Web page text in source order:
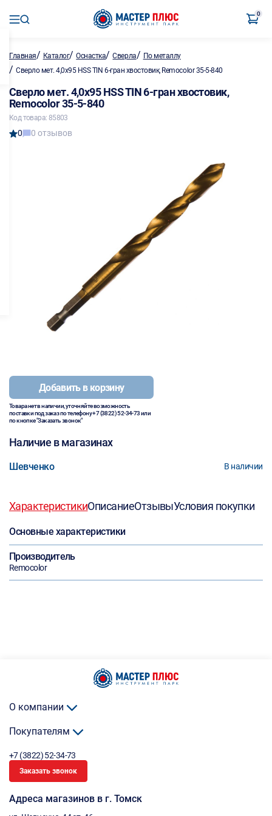
0
Главная/ Каталог/Оснастка/Сверла/ По металлу
/ Сверло мет. 4,0х95 HSS TIN 6-гран хвостовик, Remocolor 35-5-840
Сверло мет. 4,0х95 HSS TIN 6-гран хвостовик,
Remocolor 35-5-840
Код товара: 85803
0 0 отзывов
Добавить в корзину
Товара нет в наличии, уточняйте возможность
поставки под заказ по телефону+7 (3822) 52-34-73или
по кнопке "Заказать звонок"
Наличие в магазинах
Шевченко В наличии
ХарактеристикиОписаниеОтзывыУсловия покупки
Основные характеристики
Производитель
Remocolor
О компании
Покупателям
+7 (3822) 52-34-73
Заказать звонок
Адреса магазинов в г. Томск